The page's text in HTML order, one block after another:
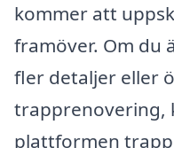
kommer att
framöver. Om du
fler detaljer eller
trapprenovering,
plattformen